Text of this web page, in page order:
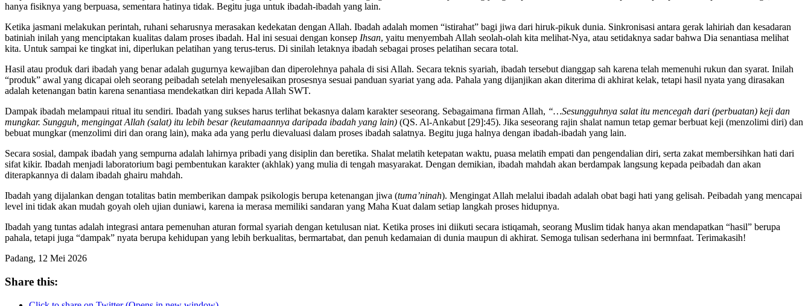
hanya fisiknya yang berpuasa, sementara hatinya tidak. Begitu juga untuk ibadah-ibadah yang lain.
Ketika jasmani melakukan perintah, ruhani seharusnya merasakan kedekatan dengan Allah. Ibadah adalah momen “istirahat” bagi jiwa dari hiruk-pikuk dunia. Sinkronisasi antara gerak lahiriah dan kesadaran
batiniah inilah yang menciptakan kualitas dalam proses ibadah. Hal ini sesuai dengan konsep Ihsan, yaitu menyembah Allah seolah-olah kita melihat-Nya, atau setidaknya sadar bahwa Dia senantiasa melihat
kita. Untuk sampai ke tingkat ini, diperlukan pelatihan yang terus-terus. Di sinilah letaknya ibadah sebagai proses pelatihan secara total.
Hasil atau produk dari ibadah yang benar adalah gugurnya kewajiban dan diperolehnya pahala di sisi Allah. Secara teknis syariah, ibadah tersebut dianggap sah karena telah memenuhi rukun dan syarat. Inilah
“produk” awal yang dicapai oleh seorang peibadah setelah menyelesaikan prosesnya sesuai panduan syariat yang ada. Pahala yang dijanjikan akan diterima di akhirat kelak, tetapi hasil nyata yang dirasakan
adalah ketenangan batin karena senantiasa mendekatkan diri kepada Allah SWT.
Dampak ibadah melampaui ritual itu sendiri. Ibadah yang sukses harus terlihat bekasnya dalam karakter seseorang. Sebagaimana firman Allah, “…Sesungguhnya salat itu mencegah dari (perbuatan) keji dan
mungkar. Sungguh, mengingat Allah (salat) itu lebih besar (keutamaannya daripada ibadah yang lain) (QS. Al-Ankabut [29]:45). Jika seseorang rajin shalat namun tetap gemar berbuat keji (menzolimi diri) dan
bebuat mungkar (menzolimi diri dan orang lain), maka ada yang perlu dievaluasi dalam proses ibadah salatnya. Begitu juga halnya dengan ibadah-ibadah yang lain.
Secara sosial, dampak ibadah yang sempurna adalah lahirnya pribadi yang disiplin dan beretika. Shalat melatih ketepatan waktu, puasa melatih empati dan pengendalian diri, serta zakat membersihkan hati dari
sifat kikir. Ibadah menjadi laboratorium bagi pembentukan karakter (akhlak) yang mulia di tengah masyarakat. Dengan demikian, ibadah mahdah akan berdampak langsung kepada peibadah dan akan
diterapkannya di dalam ibadah ghairu mahdah.
Ibadah yang dijalankan dengan totalitas batin memberikan dampak psikologis berupa ketenangan jiwa (tuma’ninah). Mengingat Allah melalui ibadah adalah obat bagi hati yang gelisah. Peibadah yang mencapai
level ini tidak akan mudah goyah oleh ujian duniawi, karena ia merasa memiliki sandaran yang Maha Kuat dalam setiap langkah proses hidupnya.
Ibadah yang tuntas adalah integrasi antara pemenuhan aturan formal syariah dengan ketulusan niat. Ketika proses ini diikuti secara istiqamah, seorang Muslim tidak hanya akan mendapatkan “hasil” berupa
pahala, tetapi juga “dampak” nyata berupa kehidupan yang lebih berkualitas, bermartabat, dan penuh kedamaian di dunia maupun di akhirat. Semoga tulisan sederhana ini bermnfaat. Terimakasih!
Padang, 12 Mei 2026
Share this: